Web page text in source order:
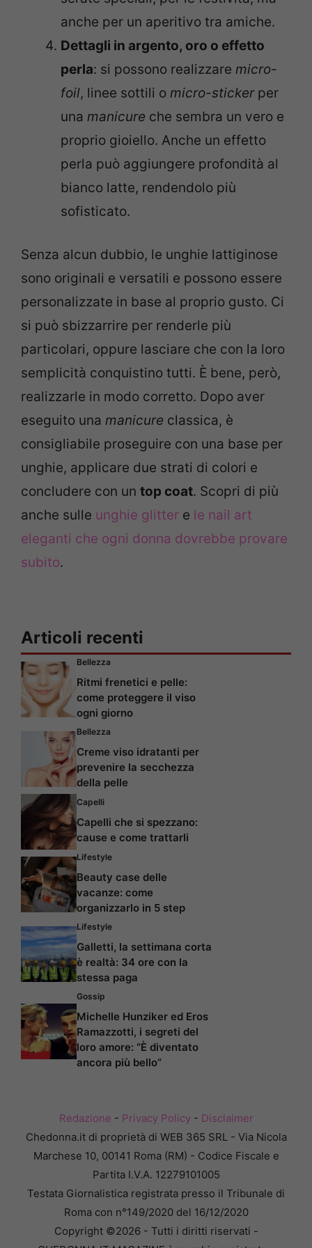
anche per un aperitivo tra amiche.
Dettagli in argento, oro o effetto
perla: si possono realizzare micro-
foil, linee sottili o micro-stickerper
una manicure che sembra un vero e
proprio gioiello. Anche un effetto
perla può aggiungere profondità al
bianco latte, rendendolo più
sofisticato.
Senza alcun dubbio, le unghie lattiginose
sono originali e versatili e possono essere
personalizzate in base al proprio gusto. Ci
si può sbizzarrire per renderle più
particolari, oppure lasciare che con la loro
semplicità conquistino tutti. È bene, però,
realizzarle in modo corretto. Dopo aver
eseguito una manicure classica, è
consigliabile proseguire con una base per
unghie, applicare due strati di colori e
concludere con un top coat. Scopri di più
anche sulle unghie glitter e le nail art
eleganti che ogni donna dovrebbe provare
subito.
Articoli recenti
Bellezza
Ritmi frenetici e pelle:
come proteggere il viso
ogni giorno
Bellezza
Creme viso idratanti per
prevenire la secchezza
della pelle
Capelli
Capelli che si spezzano:
cause e come trattarli
Lifestyle
Beauty case delle
vacanze: come
organizzarlo in 5 step
Lifestyle
Galletti, la settimana corta
è realtà: 34 ore con la
stessa paga
Gossip
Michelle Hunziker ed Eros
Ramazzotti, i segreti del
loro amore: “È diventato
ancora più bello”
Redazione - Privacy Policy- Disclaimer
Chedonna.it di proprietà di WEB 365 SRL - Via Nicola
Marchese 10, 00141 Roma (RM) - Codice Fiscale e
Partita I.V.A. 12279101005
Testata Giornalistica registrata presso il Tribunale di
Roma con n°149/2020 del 16/12/2020
Copyright ©2026 - Tutti i diritti riservati -